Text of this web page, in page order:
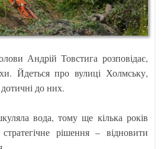
Андрій Товстига розповідає,
Йдеться про вулиці Холмську,
до них.
вода, тому ще кілька років
рішення – відновити